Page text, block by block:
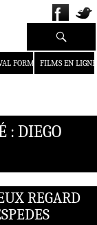
FORMAT COURT
FILMS EN LIGNE
Recherche
: DIEGO
REGARD